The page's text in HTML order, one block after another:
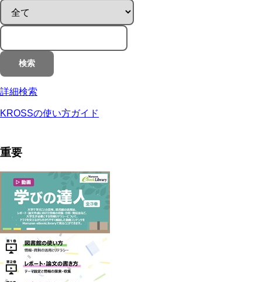
検索
詳細検索
KROSSの使い方ガイド
重要